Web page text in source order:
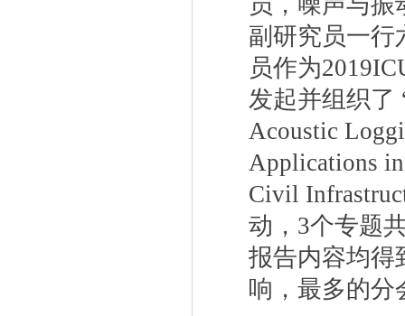
副研究员一行
员作为
发起并组织了
Acoustic
Applications
Civil
动， 3个专题
报告内容均得
响，最多的分